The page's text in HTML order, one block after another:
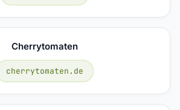
Cherrytomaten
cherrytomaten.de